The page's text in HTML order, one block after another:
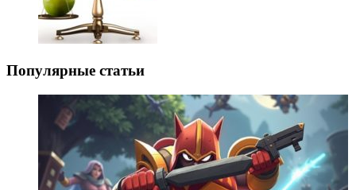
Популярные статьи